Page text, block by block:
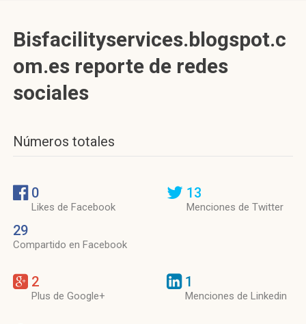
Bisfacilityservices.blogspot.c
om.es reporte de redes
sociales
Números totales
0
Likes de Facebook
29
Compartido en Facebook
13
Menciones de Twitter
2
Plus de Google+
1
Menciones de Linkedin